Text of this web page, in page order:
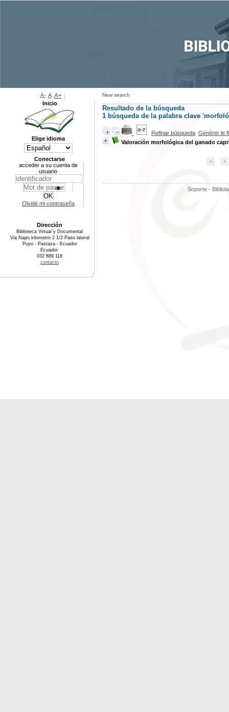
New search
Resultado de la búsqueda
1 búsqueda de la palabra clave
Refinar búsqueda Générer le
Valoración morfológica del ganado
Soporte -
A- A A+
Inicio
Elige idioma
Conectarse
acceder a su cuenta de
usuario
Olvidé mi contraseña
Dirección
Biblioteca Virtual y Documental
Via Napo kilometro 2 1/2 Paso lateral
Puyo - Pastaza - Ecuador
Ecuador
032 889 118
contacto